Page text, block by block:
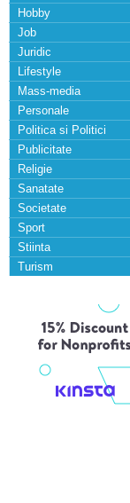
Hobby
Job
Juridic
Lifestyle
Mass-media
Personale
Politica si Politici
Publicitate
Religie
Sanatate
Societate
Sport
Stiinta
Turism